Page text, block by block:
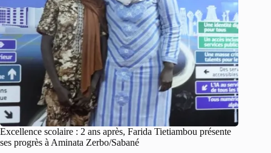
Excellence scolaire : 2 ans après, Farida Tietiambou présente
ses progrès à Aminata Zerbo/Sabané